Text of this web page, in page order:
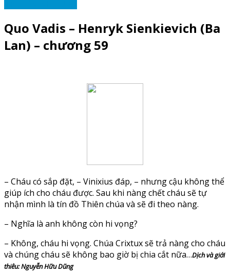
Quo Vadis – Henryk Sienkievich (Ba
Lan) – chương 59
– Cháu có sắp đặt, – Vinixius đáp, – nhưng cậu không thể
giúp ích cho cháu được. Sau khi nàng chết cháu sẽ tự
nhận mình là tín đồ Thiên chúa và sẽ đi theo nàng.
– Nghĩa là anh không còn hi vọng?
– Không, cháu hi vọng. Chúa Crixtux sẽ trả nàng cho cháu
và chúng cháu sẽ không bao giờ bị chia cắt nữa…Dịch và giới
thiêu: Nguyễn Hữu Dũng